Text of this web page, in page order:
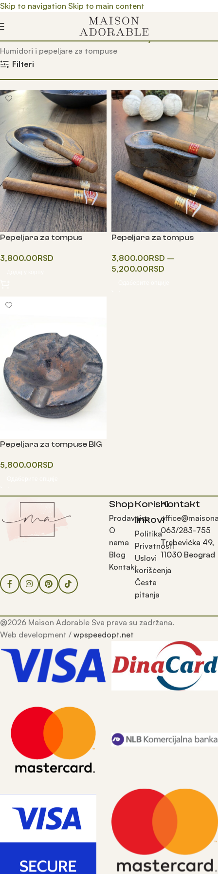
Skip to navigation Skip to main content
Почетна/ Prodavnica/ Proizvedeno u Srbiji/ Proizvodi/
Humidori i pepeljare za tompuse
Filteri
Pepeljara za tompus
3,800.00RSD
Pepeljara za tompus
3,800.00RSD –
5,200.00RSD
Pepeljara za tompuse BIG
5,800.00RSD
Shop
Prodavnica
O
nama
Blog
Kontakt
Korisni
linkovi
Politika
Privatnosti
Uslovi
korišćenja
Česta
pitanja
Kontakt
063/283-755
Trebevićka 49,
11030 Beograd
@2026 Maison Adorable Sva prava su zadržana.
Web development / wpspeedopt.net